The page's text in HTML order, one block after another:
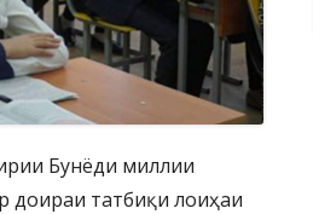
Бунёди миллии
татбиқи лоиҳаи